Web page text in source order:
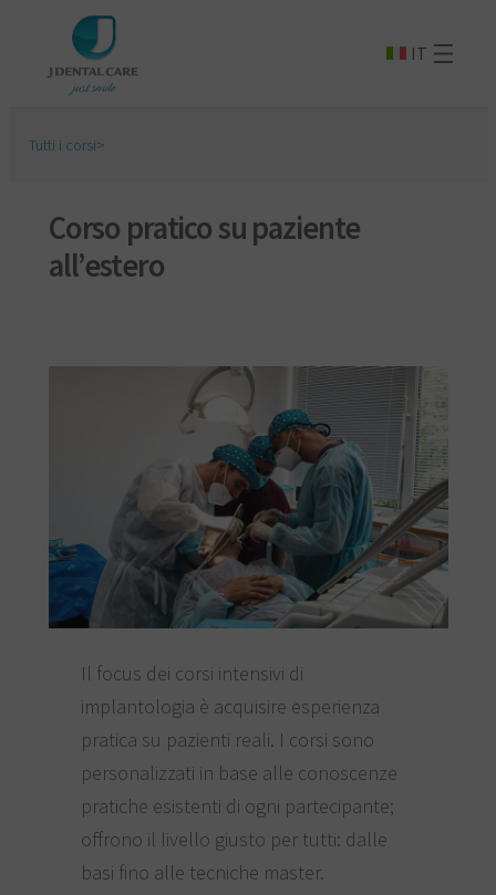
IT
Tutti i corsi>
Corso pratico su paziente
all’estero
Il focus dei corsi intensivi di
implantologia è acquisire esperienza
pratica su pazienti reali. I corsi sono
personalizzati in base alle conoscenze
pratiche esistenti di ogni partecipante;
offrono il livello giusto per tutti: dalle
basi fino alle tecniche master.